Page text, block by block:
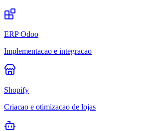
ERP Odoo
Implementacao e integracao
Shopify
Criacao e otimizacao de lojas